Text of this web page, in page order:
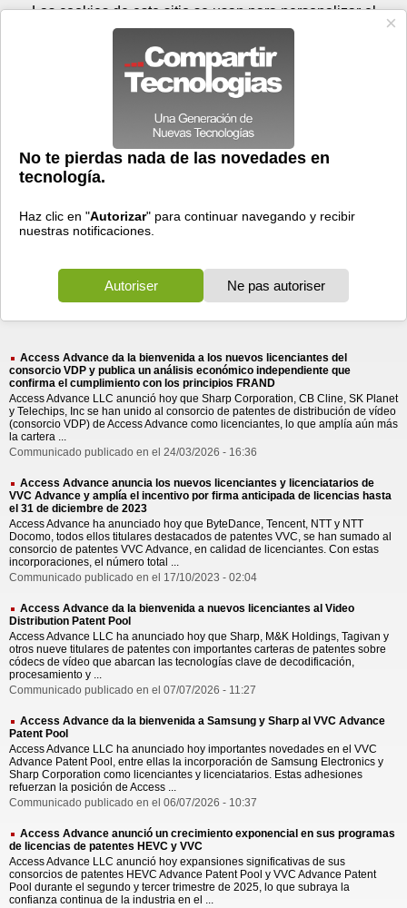
Prensa Videos
> bienvenida nuevos
bienvenida nuevos licenciantes
11 resultados Ordenar por fecha-Ordenar por pertinencia
Access Advance da la bienvenida a los nuevos licenciantes del
consorcio VDP y publica un análisis económico independiente que
confirma el cumplimiento con los principios FRAND
Access Advance LLC anunció hoy que Sharp Corporation, CB Cline, SK Planet
y Telechips, Inc se han unido al consorcio de patentes de distribución de vídeo
(consorcio VDP) de Access Advance como licenciantes, lo que amplía aún más
la cartera ...
Communicado publicado en el 24/03/2026 - 16:36
Access Advance anuncia los nuevos licenciantes y licenciatarios de
VVC Advance y amplía el incentivo por firma anticipada de licencias hasta
el 31 de diciembre de 2023
Access Advance ha anunciado hoy que ByteDance, Tencent, NTT y NTT
Docomo, todos ellos titulares destacados de patentes VVC, se han sumado al
consorcio de patentes VVC Advance, en calidad de licenciantes. Con estas
incorporaciones, el número total ...
Communicado publicado en el 17/10/2023 - 02:04
Access Advance da la bienvenida a nuevos licenciantes al Video
Distribution Patent Pool
Access Advance LLC ha anunciado hoy que Sharp, M&K Holdings, Tagivan y
otros nueve titulares de patentes con importantes carteras de patentes sobre
códecs de vídeo que abarcan las tecnologías clave de decodificación,
procesamiento y ...
Communicado publicado en el 07/07/2026 - 11:27
Access Advance da la bienvenida a Samsung y Sharp al VVC Advance
Patent Pool
Access Advance LLC ha anunciado hoy importantes novedades en el VVC
Advance Patent Pool, entre ellas la incorporación de Samsung Electronics y
Sharp Corporation como licenciantes y licenciatarios. Estas adhesiones
refuerzan la posición de Access ...
Communicado publicado en el 06/07/2026 - 10:37
Access Advance anunció un crecimiento exponencial en sus programas
de licencias de patentes HEVC y VVC
Access Advance LLC anunció hoy expansiones significativas de sus
consorcios de patentes HEVC Advance Patent Pool y VVC Advance Patent
Pool durante el segundo y tercer trimestre de 2025, lo que subraya la
confianza continua de la industria en el ...
Viernes 07 de agosto - 21:33 Registrar Conectar
Las cookies de este sitio se usan para personalizar el
contenido y los anuncios, para ofrecer funciones de medios
sociales y para analizar el tráfico. Además, compartimos
información sobre el uso que haga del sitio web con nuestros
partners de medios sociales, de publicidad y de análisis
web.
OK